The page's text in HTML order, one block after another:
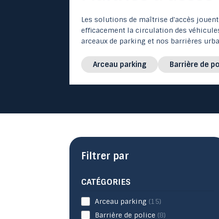
Poubelle Urbaine
Table Pique-Nique
Equipements de Mairie
Signalisation routière
Balisage routier
Les solutions de maîtrise d'accès
efficacement la circulation des
arceaux de parking et nos barrières
Arceau parking Barrière de
Filtrer par
CATÉGORIES
Arceau parking (15)
Barrière de police (8)